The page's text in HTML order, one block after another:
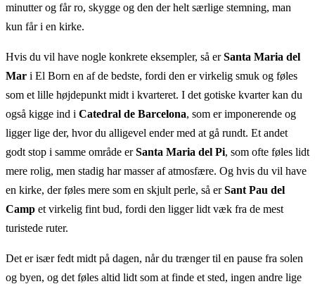
minutter og får ro, skygge og den der helt særlige stemning, man
kun får i en kirke.
Hvis du vil have nogle konkrete eksempler, så erSanta Maria del
Mar i El Born en af de bedste, fordi den er virkelig smuk og føles
som et lille højdepunkt midt i kvarteret. I det gotiske kvarter kan du
også kigge ind i Catedral de Barcelona, som er imponerende og
ligger lige der, hvor du alligevel ender med at gå rundt. Et andet
godt stop i samme område erSanta Maria del Pi, som ofte føles lidt
mere rolig, men stadig har masser af atmosfære. Og hvis du vil have
en kirke, der føles mere som en skjult perle, så erSant Pau del
Camp et virkelig fint bud, fordi den ligger lidt væk fra de mest
turistede ruter.
Det er især fedt midt på dagen, når du trænger til en pause fra solen
og byen, og det føles altid lidt som at finde et sted, ingen andre lige